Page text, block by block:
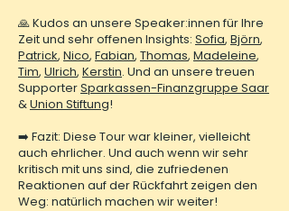
🙏 Kudos an unsere Speaker:innen für Ihre
Zeit und sehr offenen Insights: Sofia, Björn,
Patrick, Nico, Fabian, Thomas, Madeleine,
Tim, Ulrich, Kerstin. Und an unsere treuen
SupporterSparkassen-Finanzgruppe Saar
&Union Stiftung!
➡️ Fazit: Diese Tour war kleiner, vielleicht
auch ehrlicher. Und auch wenn wir sehr
kritisch mit uns sind, die zufriedenen
Reaktionen auf der Rückfahrt zeigen den
Weg: natürlich machen wir weiter!